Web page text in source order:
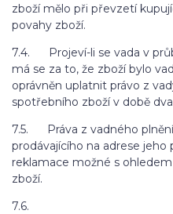
zboží mělo při převzetí
povahy zboží.
7.4. Projeví-li se vada v
má se za to, že zboží bylo
oprávněn uplatnit právo z
spotřebního zboží v době
7.5. Práva z vadného
prodávajícího na adrese
reklamace možné s
zboží.
7.6.